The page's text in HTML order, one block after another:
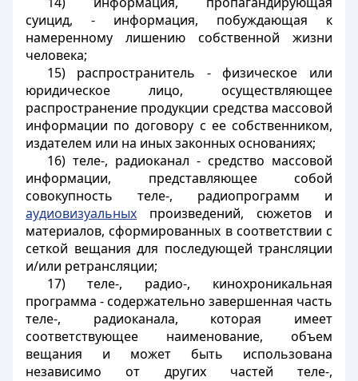
суицид, - информация, побуждающая к
намеренному лишению собственной жизни
человека;
15) распространитель - физическое или
юридическое лицо, осуществляющее
распространение продукции средства массовой
информации по договору с ее собственником,
издателем или на иных законных основаниях;
16) теле-, радиоканал - средство массовой
информации, представляющее собой
совокупность теле-, радиопрограмм и
аудиовизуальных произведений, сюжетов и
материалов, сформированных в соответствии с
сеткой вещания для последующей трансляции
и/или ретрансляции;
17) теле-, радио-, кинохроникальная
программа - содержательно завершенная часть
теле-, радиоканала, которая имеет
соответствующее наименование, объем
вещания и может быть использована
независимо от других частей теле-,